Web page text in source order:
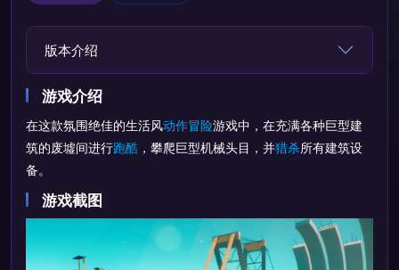
版本介绍
游戏介绍
在这款氛围绝佳的生活风动作冒险游戏中，在充满各种巨型建
筑的废墟间进行跑酷 ，攀爬巨型机械头目，并猎杀所有建筑设
备。
游戏截图